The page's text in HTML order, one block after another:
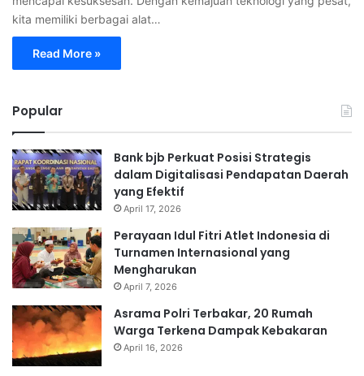
kita memiliki berbagai alat…
Read More »
Popular
Bank bjb Perkuat Posisi Strategis
dalam Digitalisasi Pendapatan Daerah
yang Efektif
April 17, 2026
Perayaan Idul Fitri Atlet Indonesia di
Turnamen Internasional yang
Mengharukan
April 7, 2026
Asrama Polri Terbakar, 20 Rumah
Warga Terkena Dampak Kebakaran
April 16, 2026